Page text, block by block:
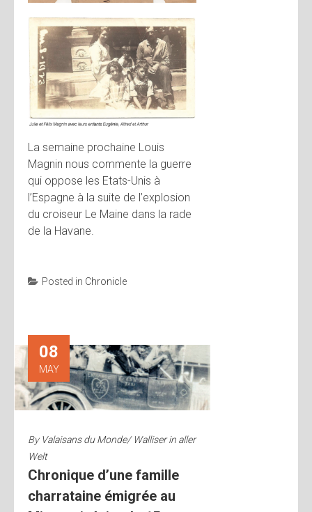
La semaine prochaine Louis
Magnin nous commente la guerre
qui oppose les Etats-Unis à
l’Espagne à la suite de l’explosion
du croiseur Le Maine dans la rade
de la Havane.
Posted in Chronicle
08
MAY
By Valaisans du Monde/ Walliser in aller
Welt
Chronique d’une famille
charrataine émigrée au